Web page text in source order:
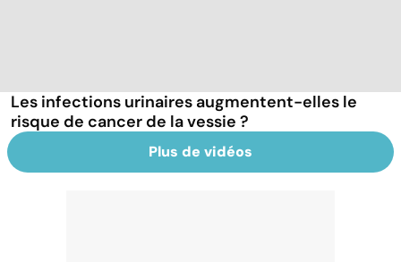
Les infections urinaires augmentent-elles le
risque de cancer de la vessie ?
Plus de vidéos